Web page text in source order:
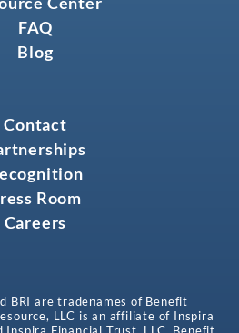
FAQ
Blog
Contact
Room
Careers
BRI are tradenames of Benefit
LLC is an affiliate of Inspira